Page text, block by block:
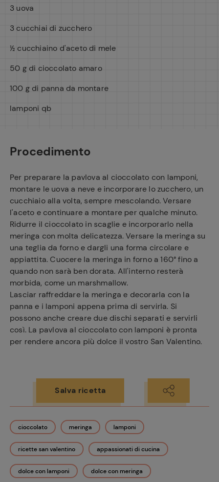
3 uova
3 cucchiai di zucchero
½ cucchiaino d'aceto di mele
50 g di cioccolato amaro
100 g di panna da montare
lamponi qb
Procedimento
Per preparare la pavlova al cioccolato con lamponi,
montare le uova a neve e incorporare lo zucchero, un
cucchiaio alla volta, sempre mescolando. Versare
l'aceto e continuare a montare per qualche minuto.
Ridurre il cioccolato in scaglie e incorporarlo nella
meringa con molta delicatezza. Versare la meringa su
una teglia da forno e dargli una forma circolare e
appiattita. Cuocere la meringa in forno a 160° fino a
quando non sarà ben dorata. All'interno resterà
morbida, come un marshmallow.
Lasciar raffreddare la meringa e decorarla con la
panna e i lamponi appena prima di servirla. Si
possono anche creare due dischi separati e servirli
così. La pavlova al cioccolato con lamponi è pronta
per rendere ancora più dolce il vostro San Valentino.
Salva ricetta
cioccolato meringa lamponi
ricette san valentino appassionati di cucina
dolce con lamponi dolce con meringa
Ricette
preferite